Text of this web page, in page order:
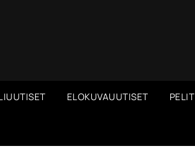
ELOKUVAUUTISET PELIT